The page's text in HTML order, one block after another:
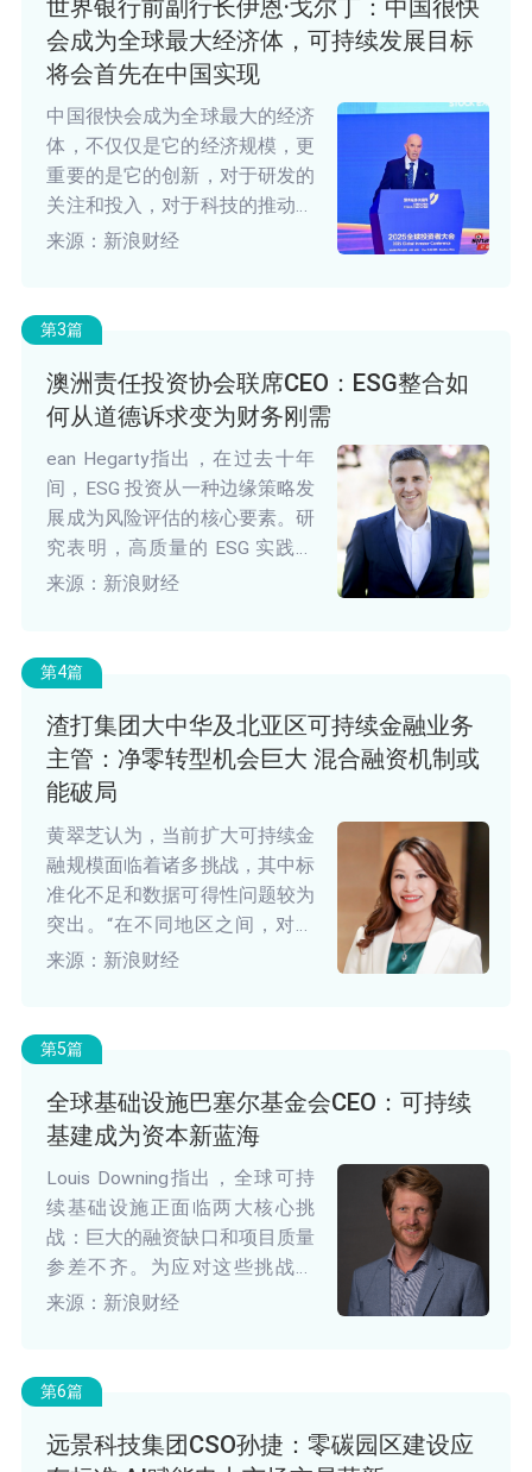
世界银行前副行长伊恩·戈尔丁：中国很快
会成为全球最大经济体，可持续发展目标
将会首先在中国实现
中国很快会成为全球最大的经济
体，不仅仅是它的经济规模，更
重要的是它的创新，对于研发的
关注和投入，对于科技的推动，
对于新质生产力的发展，这些都
的质量。
来源：新浪财经
第3篇
澳洲责任投资协会联席CEO：ESG整合如
何从道德诉求变为财务刚需
ean Hegarty指出，在过去十年
间，ESG 投资从一种边缘策略发
展成为风险评估的核心要素。研
究表明，高质量的 ESG 实践能
够带来超额回报。例如，获得责
的回报率，而市场其他股票基金
监管碎片化、“漂绿”风险以及政
治波动等挑战，Hegarty 认为
ESG 投资的长期趋势依然强劲。
来源：新浪财经
第4篇
渣打集团大中华及北亚区可持续金融业务
主管：净零转型机会巨大 混合融资机制或
能破局
黄翠芝认为，当前扩大可持续金
融规模面临着诸多挑战，其中标
准化不足和数据可得性问题较为
突出。“在不同地区之间，对于
什么是可持续、什么是绿色、什
比较零散和碎片化。”
来源：新浪财经
第5篇
全球基础设施巴塞尔基金会CEO：可持续
基建成为资本新蓝海
Louis Downing指出，全球可持
续基础设施正面临两大核心挑
战：巨大的融资缺口和项目质量
参差不齐。为应对这些挑战，
GIB积极探索解决方案，通过提
资本，优化项目储备，弥合资金
兴市场，在瑞士政府的资助下，
来源：新浪财经
第6篇
远景科技集团CSO孙捷：零碳园区建设应